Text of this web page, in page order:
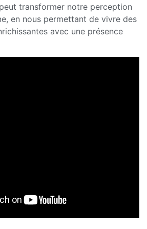
transformer notre perception
en nous permettant de vivre des
avec une présence